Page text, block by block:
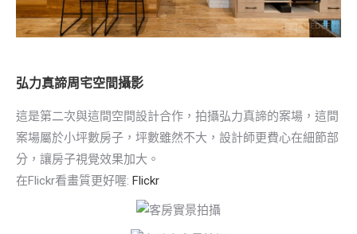
弘力真諦周宅空間攝影
這是第二次與這間空間設計合作，拍攝弘力真諦的案場，這間
案場屬於小坪數房子，坪數雖然不大，設計師更費心在細節部
分，讓房子視覺效果加大。
在Flickr看畫質更好喔: Flickr